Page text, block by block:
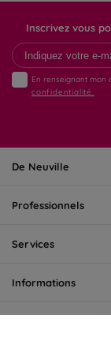
Inscrivez vous
En renseignant mon
confidentialité.
De Neuville
Professionnels
Services
Informations